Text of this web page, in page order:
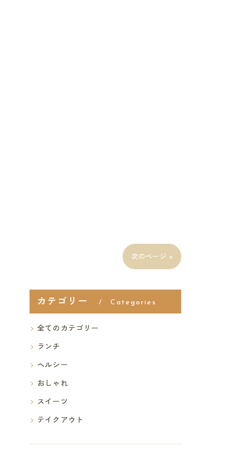
次のページ >
カテゴリー Categories
全てのカテゴリー
ランチ
ヘルシー
おしゃれ
スイーツ
テイクアウト